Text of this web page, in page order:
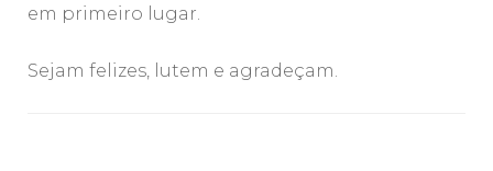
em primeiro lugar.
Sejam felizes, lutem e agradeçam.